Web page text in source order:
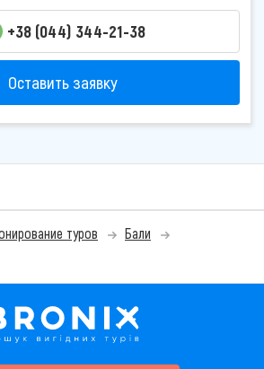
+38 (044) 344-21-38
Оставить заявку
туров
Бали